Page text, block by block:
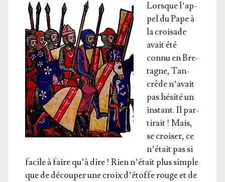
Lorsque l’ap­
pel du Pape à
la croi­sade
avait été
connu en Bre­
tagne, Tan­
crède n’a­vait
pas hési­té un
ins­tant. Il par­
ti­rait ! Mais,
se croi­ser, ce
n’é­tait pas si
facile à faire qu’à dire ! Rien n’é­tait plus simple
que de décou­per une croix d’é­toffe rouge et de